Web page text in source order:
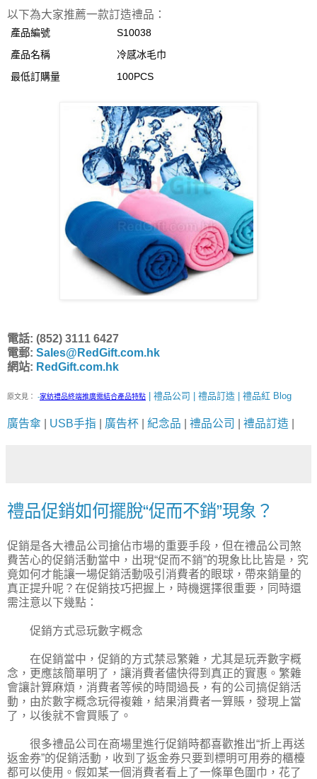
以下為大家推薦一款訂造禮品：
產品編號
S10038
產品名稱
冷感冰毛巾
最低訂購量
100PCS
電話: (852) 3111 6427
電郵: Sales@RedGift.com.hk
網站: RedGift.com.hk
原文見： -家紡禮品終端推廣需結合產品特點 | 禮品公司 | 禮品訂造 | 禮品紅 Blog
廣告傘 USB手指 廣告杯 紀念品 禮品公司 禮品訂造
禮品促銷如何擺脫“促而不銷”現象？
促銷是各大禮品公司搶佔市場的重要手段，但在禮品公司煞
費苦心的促銷活動當中，出現“促而不銷”的現象比比皆是，究
竟如何才能讓一場促銷活動吸引消費者的眼球，帶來銷量的
真正提升呢？在促銷技巧把握上，時機選擇很重要，同時還
需注意以下幾點：
促銷方式忌玩數字概念
在促銷當中，促銷的方式禁忌繁雜，尤其是玩弄數字概
念，更應該簡單明了，讓消費者儘快得到真正的實惠。繁雜
會讓計算麻煩，消費者等候的時間過長，有的公司搞促銷活
動，由於數字概念玩得複雜，結果消費者一算賬，發現上當
了，以後就不會買賬了。
很多禮品公司在商場里進行促銷時都喜歡推出“折上再送
返金券”的促銷活動，收到了返金券只要到標明可用券的櫃檯
都可以使用。假如某一個消費者看上了一條單色圍巾，花了